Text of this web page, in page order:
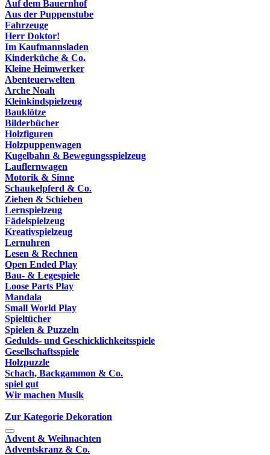
Auf dem Bauernhof
Aus der Puppenstube
Fahrzeuge
Herr Doktor!
Im Kaufmannsladen
Kinderküche & Co.
Kleine Heimwerker
Abenteuerwelten
Arche Noah
Kleinkindspielzeug
Bauklötze
Bilderbücher
Holzfiguren
Holzpuppenwagen
Kugelbahn & Bewegungsspielzeug
Lauflernwagen
Motorik & Sinne
Schaukelpferd & Co.
Ziehen & Schieben
Lernspielzeug
Fädelspielzeug
Kreativspielzeug
Lernuhren
Lesen & Rechnen
Open Ended Play
Bau- & Legespiele
Loose Parts Play
Mandala
Small World Play
Spieltücher
Spielen & Puzzeln
Gedulds- und Geschicklichkeitsspiele
Gesellschaftsspiele
Holzpuzzle
Schach, Backgammon & Co.
spiel gut
Wir machen Musik
Zur Kategorie Dekoration
Advent & Weihnachten
Adventskranz & Co.